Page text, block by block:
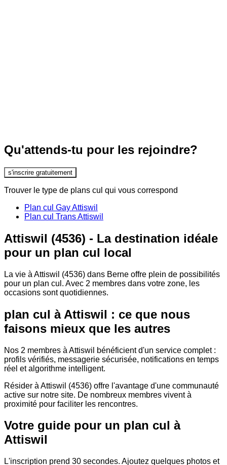
Qu'attends-tu pour les rejoindre?
s'inscrire gratuitement
Trouver le type de plans cul qui vous correspond
Plan cul Gay Attiswil
Plan cul Trans Attiswil
Attiswil (4536) - La destination idéale
pour un plan cul local
La vie à Attiswil (4536) dans Berne offre plein de possibilités
pour un plan cul. Avec 2 membres dans votre zone, les
occasions sont quotidiennes.
plan cul à Attiswil : ce que nous
faisons mieux que les autres
Nos 2 membres à Attiswil bénéficient d'un service complet :
profils vérifiés, messagerie sécurisée, notifications en temps
réel et algorithme intelligent.
Résider à Attiswil (4536) offre l'avantage d'une communauté
active sur notre site. De nombreux membres vivent à
proximité pour faciliter les rencontres.
Votre guide pour un plan cul à
Attiswil
L'inscription prend 30 secondes. Ajoutez quelques photos et